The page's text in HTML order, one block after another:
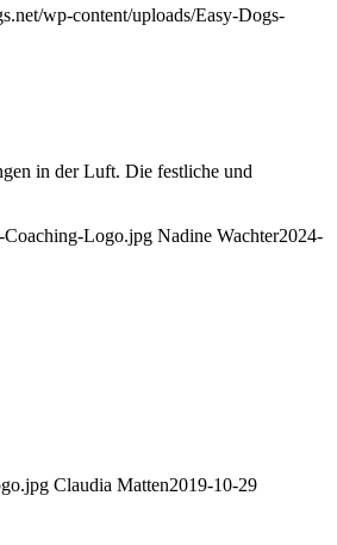
wp-content/uploads/Easy-Dogs-
in der Luft. Die festliche und
Coaching-Logo.jpg Nadine Wachter2024-
Claudia Matten2019-10-29